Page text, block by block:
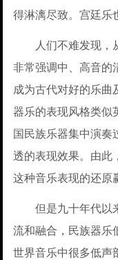
得淋漓尽致。宫廷乐
人们不难发现，从
非常强调中、高音的
成为古代对好的乐曲
器乐的表现风格类似
国民族乐器集中演奏
透的表现效果。由此
这种音乐表现的还原
但是九十年代以来
流和融合，民族器乐
世界音乐中很多低声